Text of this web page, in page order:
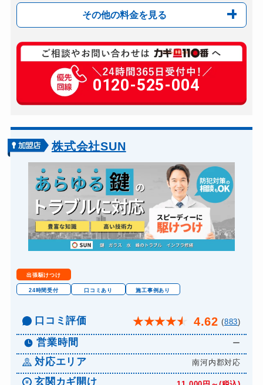
その他の料金を見る
玄関カギ交換 9,000円～(税別)
車カギ開け 8,000円～(税別)
バイクカギ開け 6,000円～(税別)
金庫カギ開け
ロッカーカギ開け 6,000円～(税別)
ドアノブカギ交換 別途お見積り
0120-525-004
株式会社SUN
出張駆けつけ
24時間受付 口コミあり 施工事例あり
口コミ評価 ★★★★★ 4.62 (883)
営業時間 ー
対応エリア 南河内郡対応
玄関カギ開け